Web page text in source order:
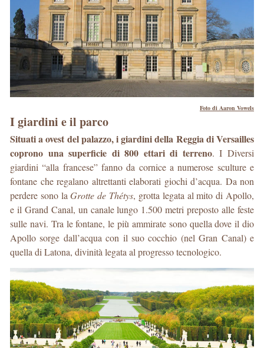
Foto di Aaron Vowels
I giardini e il parco
Situati a ovest del palazzo, i giardini della Reggia di Versailles
coprono una superficie di 800 ettari di terreno. I Diversi
giardini “alla francese” fanno da cornice a numerose sculture e
fontane che regalano altrettanti elaborati giochi d’acqua. Da non
perdere sono laGrotte de Thétys, grotta legata al mito di Apollo,
e il Grand Canal, un canale lungo 1.500 metri preposto alle feste
sulle navi. Tra le fontane, le più ammirate sono quella dove il dio
Apollo sorge dall’acqua con il suo cocchio (nel Gran Canal) e
quella di Latona, divinità legata al progresso tecnologico.